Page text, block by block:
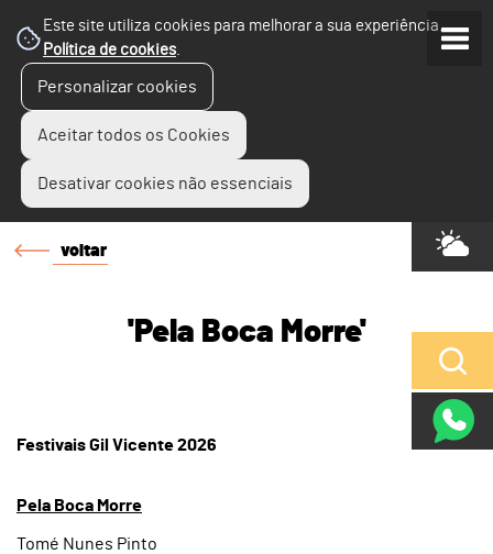
Este site utiliza cookies para melhorar a sua experiência.
Política de cookies.
Personalizar cookies
Aceitar todos os Cookies
Desativar cookies não essenciais
voltar
'Pela Boca Morre'
Festivais Gil Vicente 2026
Pela Boca Morre
Tomé Nunes Pinto